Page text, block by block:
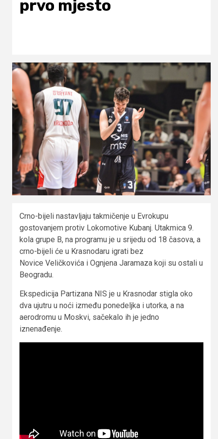
prvo mjesto
Crno-bijeli nastavljaju takmičenje u Evrokupu
gostovanjem protiv Lokomotive Kubanj. Utakmica 9.
kola grupe B, na programu je u srijedu od 18 časova, a
crno-bijeli će u Krasnodaru igrati bez
Novice Veličkovića i Ognjena Jaramaza koji su ostali u
Beogradu.
Ekspedicija Partizana NIS je u Krasnodar stigla oko
dva ujutru u noći između ponedeljka i utorka, a na
aerodromu u Moskvi, sačekalo ih je jedno
iznenađenje.